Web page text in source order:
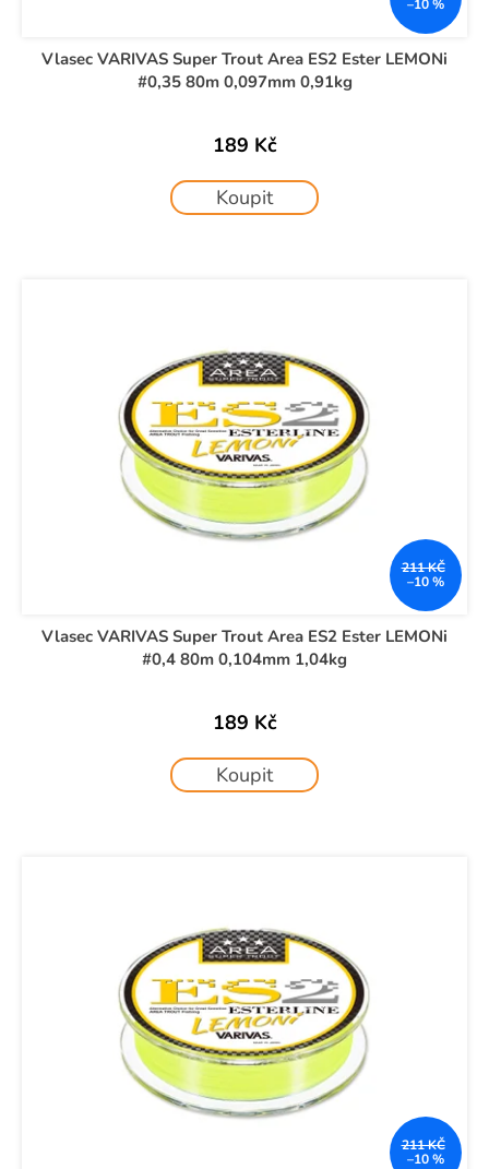
–10 %
Vlasec VARIVAS Super Trout Area ES2 Ester LEMONi
#0,35 80m 0,097mm 0,91kg
189 Kč
Koupit
211 KČ
–10 %
Vlasec VARIVAS Super Trout Area ES2 Ester LEMONi
#0,4 80m 0,104mm 1,04kg
189 Kč
Koupit
211 KČ
–10 %